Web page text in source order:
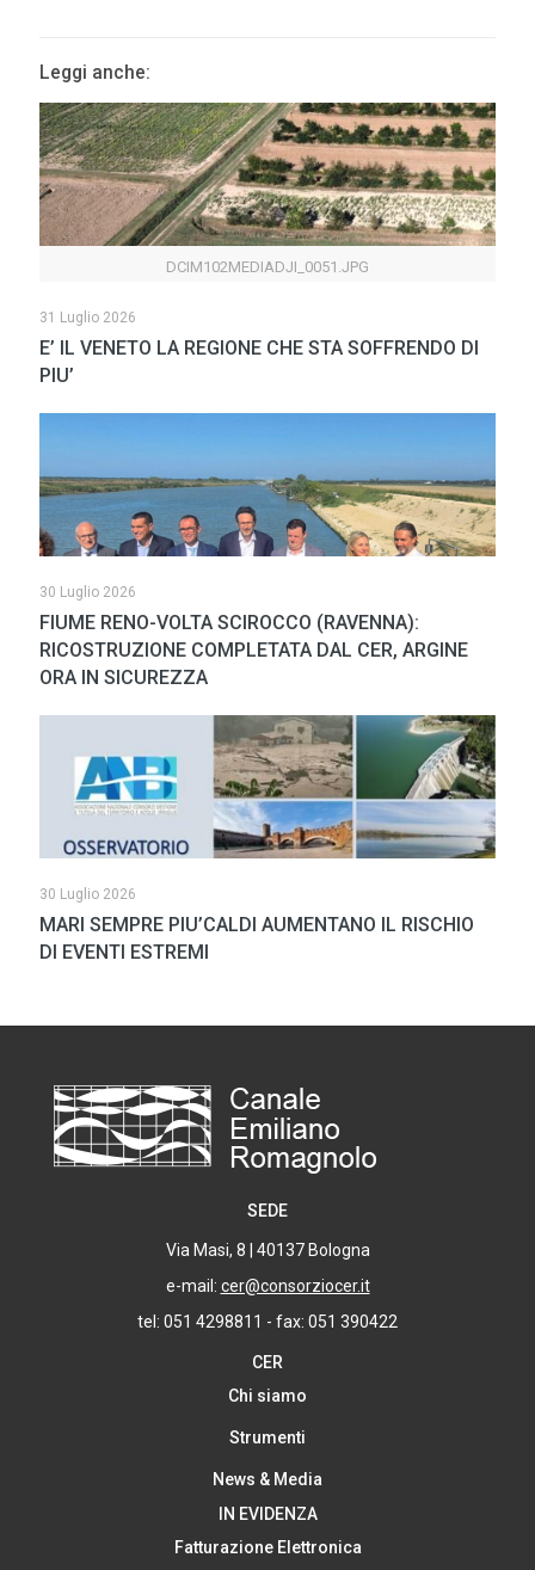
Leggi anche:
DCIM102MEDIADJI_0051.JPG
31 Luglio 2026
E’ IL VENETO LA REGIONE CHE STA SOFFRENDO DI
PIU’
30 Luglio 2026
FIUME RENO-VOLTA SCIROCCO (RAVENNA):
RICOSTRUZIONE COMPLETATA DAL CER, ARGINE
ORA IN SICUREZZA
30 Luglio 2026
MARI SEMPRE PIU’CALDI AUMENTANO IL RISCHIO
DI EVENTI ESTREMI
SEDE
Via Masi, 8 | 40137 Bologna
e-mail: cer@consorziocer.it
tel: 051 4298811 - fax: 051 390422
CER
Chi siamo
Strumenti
News & Media
IN EVIDENZA
Fatturazione Elettronica